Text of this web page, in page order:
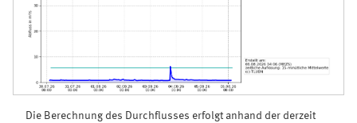
Die Berechnung des Durchflusses erfolgt anhand der derzeit